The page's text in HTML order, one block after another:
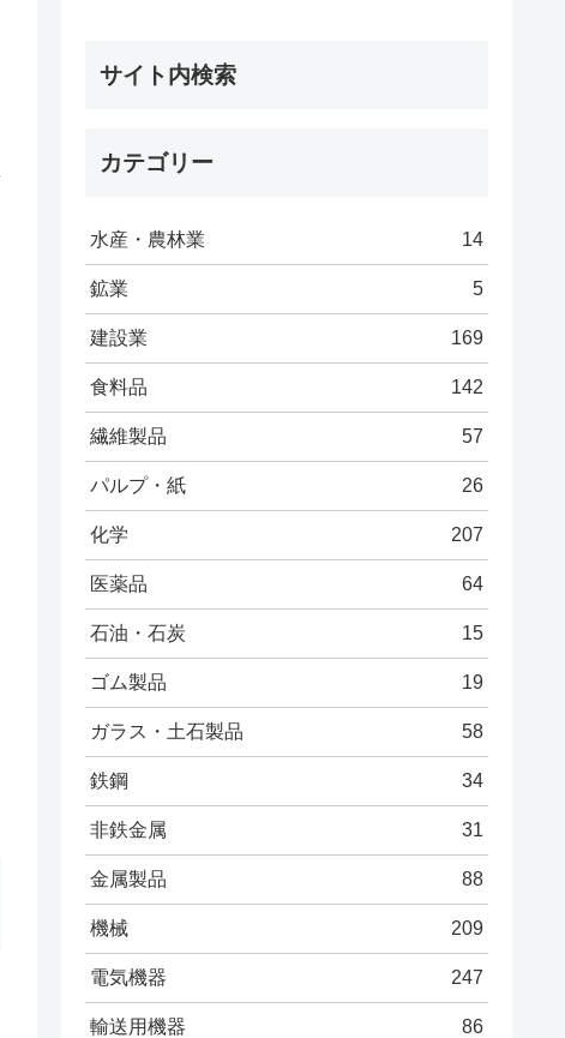
サイト内検索
カテゴリー
水産・農林業 14
鉱業 5
建設業 169
食料品 142
繊維製品 57
パルプ・紙 26
化学 207
医薬品 64
石油・石炭 15
ゴム製品 19
ガラス・土石製品 58
鉄鋼 34
非鉄金属 31
金属製品 88
機械 209
電気機器 247
輸送用機器 86